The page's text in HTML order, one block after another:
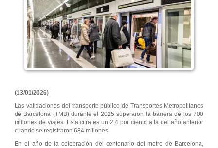
(13/01/2026)
Las validaciones del transporte público de Transportes Metropolitanos
de Barcelona (TMB) durante el 2025 superaron la barrera de los 700
millones de viajes. Esta cifra es un 2,4 por ciento a la del año anterior
cuando se registraron 684 millones.
En el año de la celebración del centenario del metro de Barcelona,